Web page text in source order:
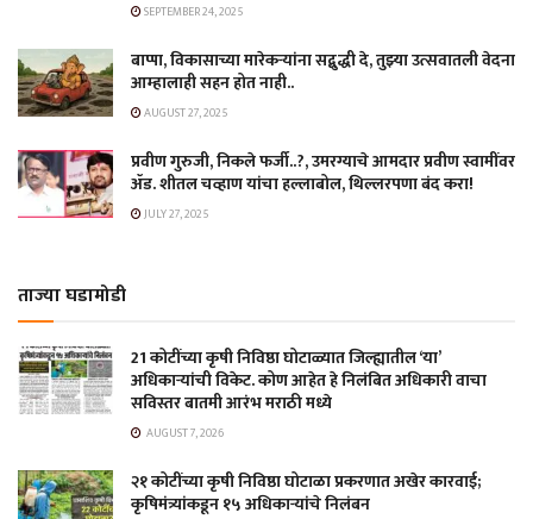
SEPTEMBER 24, 2025
बाप्पा, विकासाच्या मारेकऱ्यांना सद्बुद्धी दे, तुझ्या उत्सवातली वेदना
आम्हालाही सहन होत नाही..
AUGUST 27, 2025
प्रवीण गुरुजी, निकले फर्जी..?, उमरग्याचे आमदार प्रवीण स्वामींवर
ॲड. शीतल चव्हाण यांचा हल्लाबोल, थिल्लरपणा बंद करा!
JULY 27, 2025
ताज्या घडामोडी
21 कोटींच्या कृषी निविष्ठा घोटाळ्यात जिल्ह्यातील ‘या’
अधिकाऱ्यांची विकेट. कोण आहेत हे निलंबित अधिकारी वाचा
सविस्तर बातमी आरंभ मराठी मध्ये
AUGUST 7, 2026
२१ कोटींच्या कृषी निविष्ठा घोटाळा प्रकरणात अखेर कारवाई;
कृषिमंत्र्यांकडून १५ अधिकाऱ्यांचे निलंबन